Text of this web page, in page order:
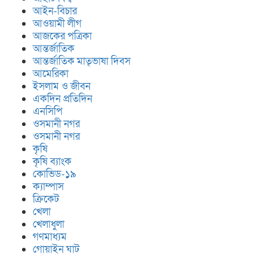
আইন-বিচার
আওয়ামী লীগ
আজকের পত্রিকা
আন্তর্জাতিক
আন্তর্জাতিক মাতৃভাষা দিবস
আমেরিকা
ইসলাম ও জীবন
একদিন প্রতিদিন
এনসিপি
ওসমানী নগর
ওসমানী নগর
কৃষি
কৃষি ব্যাংক
কোভিড-১৯
ক্যাম্পাস
ক্রিকেট
খেলা
খেলাধুলা
গণমাধ্যম
গোয়াইন ঘাট